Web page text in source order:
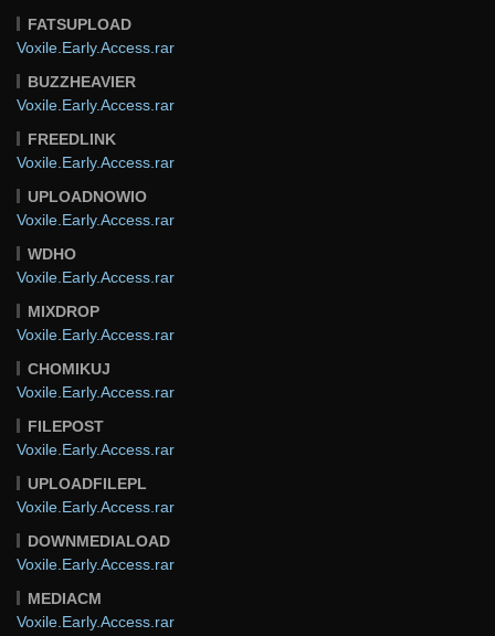
FATSUPLOAD
Voxile.Early.Access.rar
BUZZHEAVIER
Voxile.Early.Access.rar
FREEDLINK
Voxile.Early.Access.rar
UPLOADNOWIO
Voxile.Early.Access.rar
WDHO
Voxile.Early.Access.rar
MIXDROP
Voxile.Early.Access.rar
CHOMIKUJ
Voxile.Early.Access.rar
FILEPOST
Voxile.Early.Access.rar
UPLOADFILEPL
Voxile.Early.Access.rar
DOWNMEDIALOAD
Voxile.Early.Access.rar
MEDIACM
Voxile.Early.Access.rar